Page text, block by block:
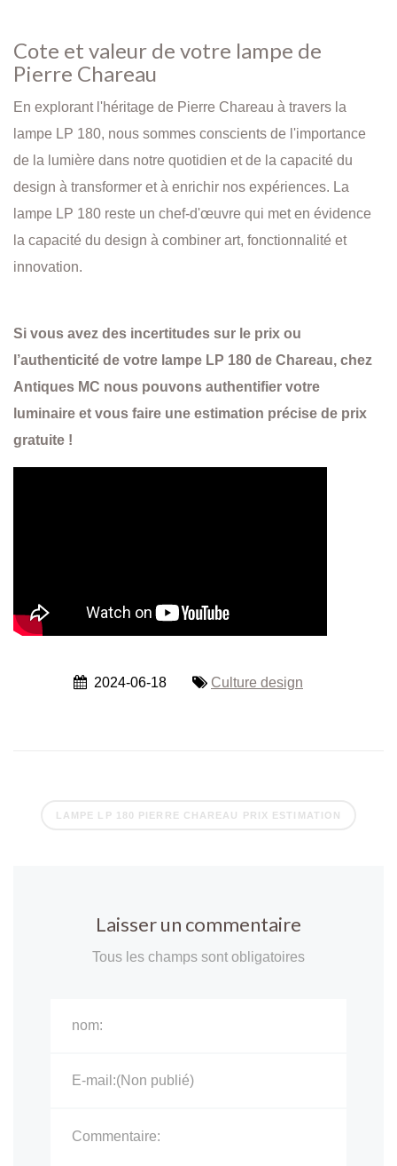
Cote et valeur de votre lampe de
Pierre Chareau
En explorant l'héritage de Pierre Chareau à travers la
lampe LP 180, nous sommes conscients de l'importance
de la lumière dans notre quotidien et de la capacité du
design à transformer et à enrichir nos expériences. La
lampe LP 180 reste un chef-d'œuvre qui met en évidence
la capacité du design à combiner art, fonctionnalité et
innovation.
Si vous avez des incertitudes sur le prix ou
l’authenticité de votre lampe LP 180 de Chareau, chez
Antiques MC nous pouvons authentifier votre
luminaire et vous faire une estimation précise de prix
gratuite !
2024-06-18 Culture design
LAMPE LP 180 PIERRE CHAREAU PRIX ESTIMATION
Laisser un commentaire
Tous les champs sont obligatoires